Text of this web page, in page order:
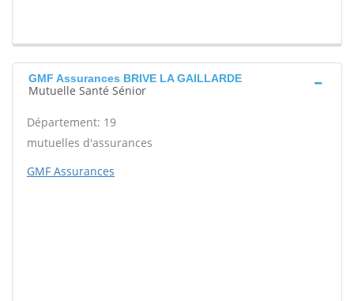
GMF Assurances BRIVE LA GAILLARDE
Mutuelle Santé Sénior
Département: 19
mutuelles d'assurances
GMF Assurances